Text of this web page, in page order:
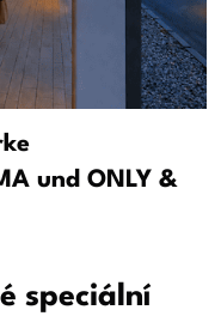
und ONLY &
speciální